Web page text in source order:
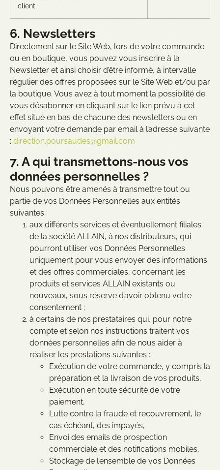
client.
6. Newsletters
Directement sur le Site Web, lors de votre commande
ou en boutique, vous pouvez vous inscrire à la
Newsletter et ainsi choisir d’être informé, à intervalle
régulier des offres proposées sur le Site Web et/ou par
la boutique. Vous avez à tout moment la possibilité de
vous désabonner en cliquant sur le lien prévu à cet
effet situé en bas de chacune des newsletters ou en
envoyant votre demande par email à l’adresse suivante
: direction.poursaudes@gmail.com
7. A qui transmettons-nous vos
données personnelles ?
Nous pouvons être amenés à transmettre tout ou
partie de vos Données Personnelles aux entités
suivantes :
aux différents services et éventuellement filiales
de la société ALLAIN, à nos distributeurs, qui
pourront utiliser vos Données Personnelles
uniquement pour vous envoyer des informations
et des offres commerciales, concernant les
produits et services ALLAIN existants ou
nouveaux, sous réserve d’avoir obtenu votre
consentement ;
à certains de nos prestataires qui, pour notre
compte et selon nos instructions traitent vos
données personnelles afin de nous aider à
réaliser les prestations suivantes :
Exécution de votre commande, y compris la
préparation et la livraison de vos produits,
Exécution en toute sécurité de votre
paiement,
Lutte contre la fraude et recouvrement, le
cas échéant, des impayés,
Envoi des emails de prospection
commerciale et des notifications mobiles,
Stockage de l’ensemble de vos Données